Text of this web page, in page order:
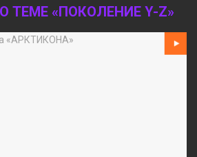
ТЕМЕ «ПОКОЛЕНИЕ Y-Z»